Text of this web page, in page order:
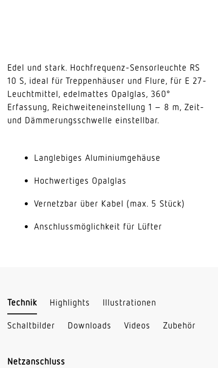
Edel und stark. Hochfrequenz-Sensorleuchte RS
10 S, ideal für Treppenhäuser und Flure, für E 27-
Leuchtmittel, edelmattes Opalglas, 360°
Erfassung, Reichweiteneinstellung 1 – 8 m, Zeit-
und Dämmerungsschwelle einstellbar.
Langlebiges Aluminiumgehäuse
Hochwertiges Opalglas
Vernetzbar über Kabel (max. 5 Stück)
Anschlussmöglichkeit für Lüfter
Technik Highlights Illustrationen
Schaltbilder Downloads Videos Zubehör
Netzanschluss